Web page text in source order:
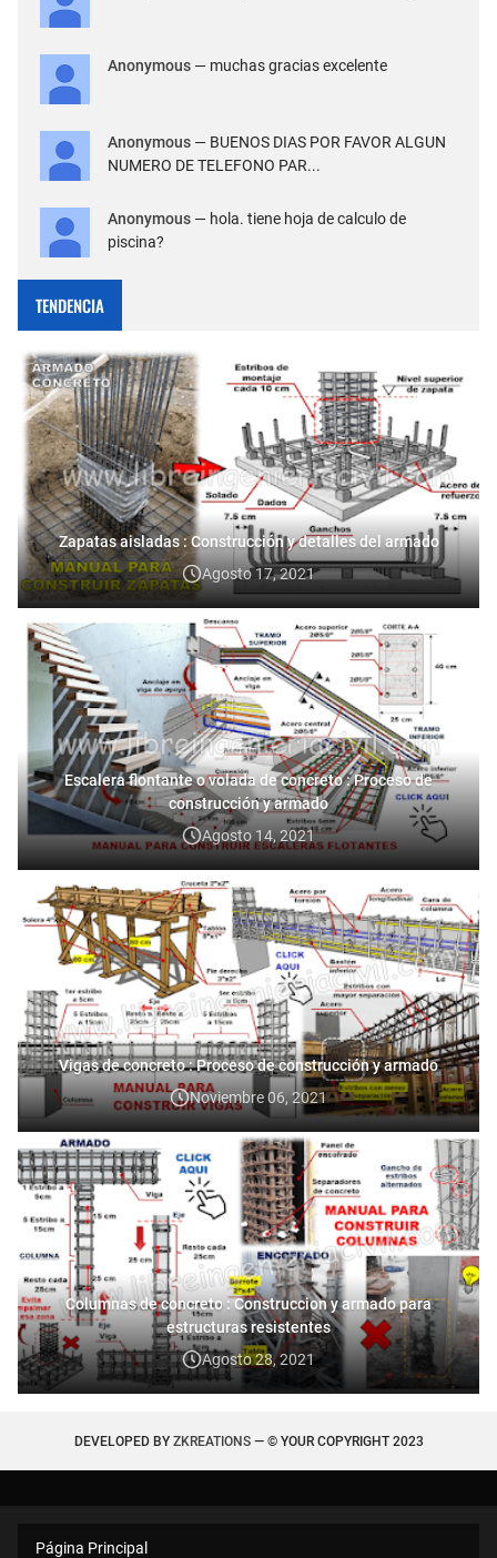
Anonymous — muchas gracias excelente
Anonymous — BUENOS DIAS POR FAVOR ALGUN
NUMERO DE TELEFONO PAR...
Anonymous — hola. tiene hoja de calculo de
piscina?
TENDENCIA
Zapatas aisladas : Construcción y detalles del armado
Agosto 17, 2021
Escalera flontante o volada de concreto : Proceso de
construcción y armado
Agosto 14, 2021
Vigas de concreto : Proceso de construcción y armado
Noviembre 06, 2021
Columnas de concreto : Construccion y armado para
estructuras resistentes
Agosto 28, 2021
DEVELOPED BY ZKREATIONS— © YOUR COPYRIGHT 2023
Página Principal